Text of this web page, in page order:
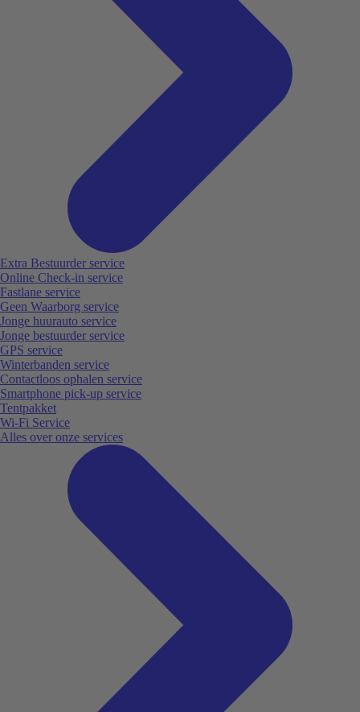
Extra Bestuurder service
Online Check-in service
Fastlane service
Geen Waarborg service
Jonge huurauto service
Jonge bestuurder service
GPS service
Winterbanden service
Contactloos ophalen service
Smartphone pick-up service
Tentpakket
Wi-Fi Service
Alles over onze services